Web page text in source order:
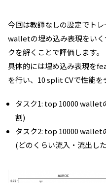
今回は教師なしの設定でト
walletの埋め込み表現をい
クを解くことで評価します。
具体的には埋め込み表現を
を行い、10 split CVで性能を
タスク1: top 10000 wallet
割)
タスク2: top 10000
(どのくらい流入・流出し